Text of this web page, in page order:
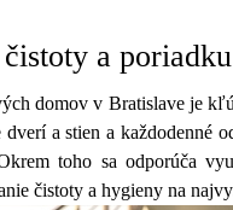
a
domov v Bratislave je
a stien a
toho sa odporúča
čistoty a hygieny na